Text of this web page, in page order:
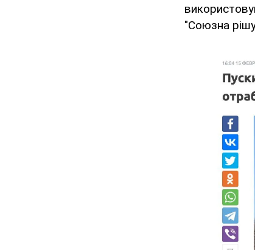
"Союзна